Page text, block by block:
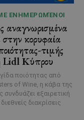
ΕΝΗΜΕΡΩΜΈΝΟΙ
αναγνωρισμένα
κορυφαία
τιμής
Lidl Κύπρου
ποιότητας από
of Wine, η κάβα της
συνδυάζει εξαιρετική
διακρίσεις